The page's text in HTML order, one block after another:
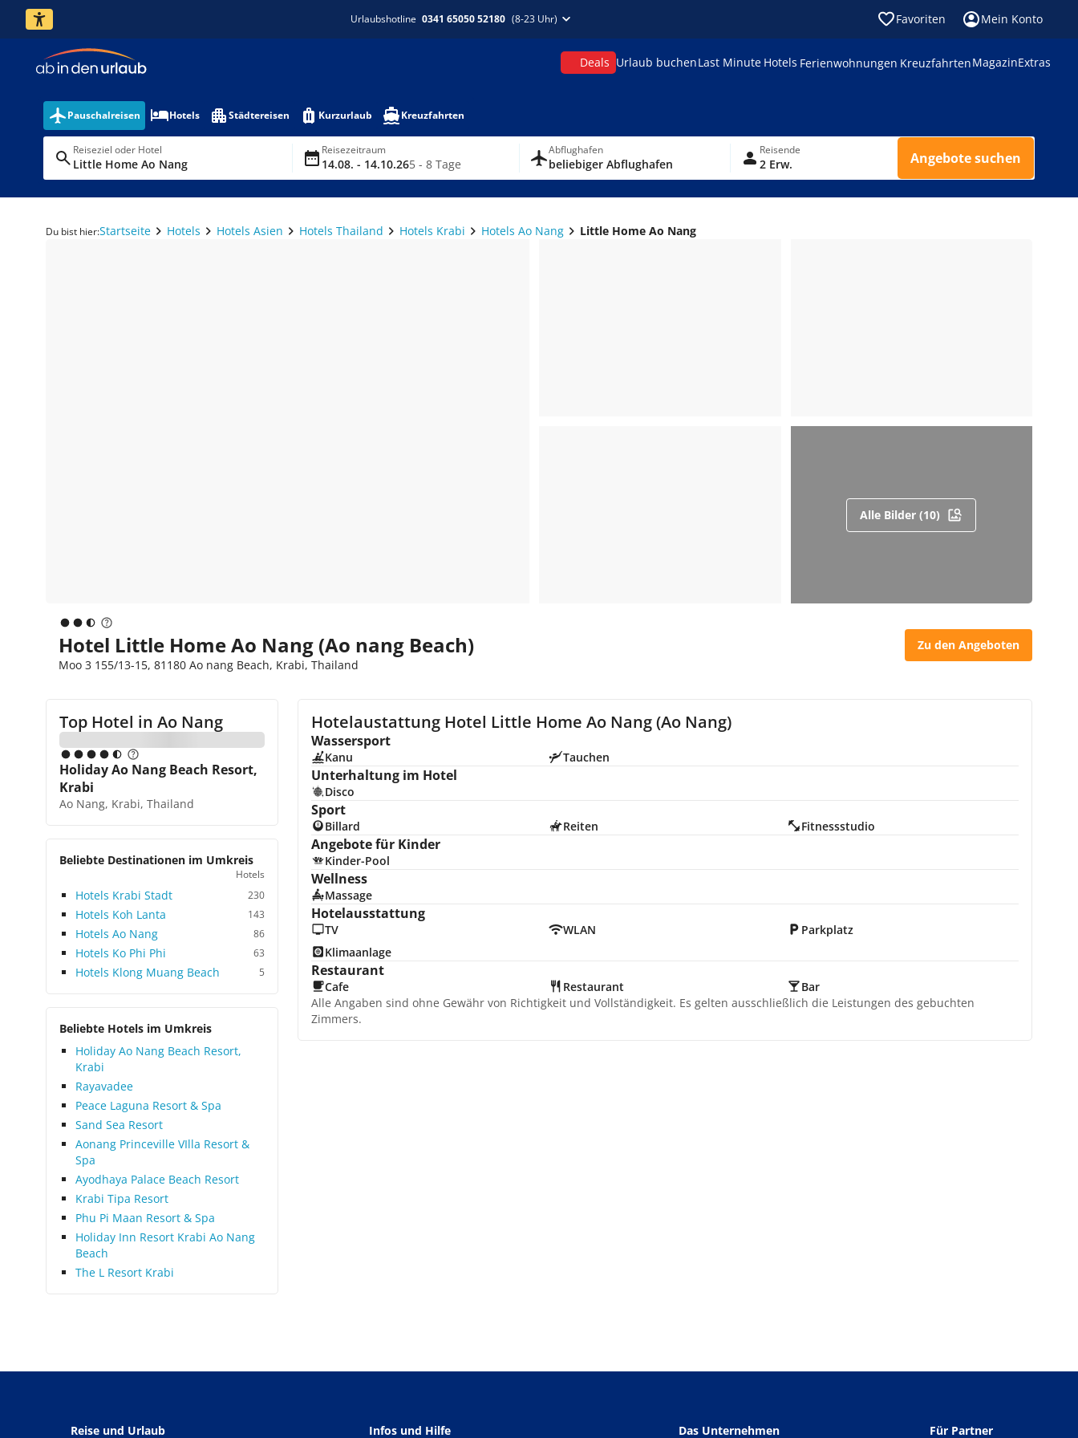
Urlaubshotline 0341 65050 52180 (8-23 Uhr) Favoriten Mein Konto
Deals Urlaub buchenLast Minute Hotels Ferienwohnungen KreuzfahrtenMagazinExtras
Pauschalreisen Hotels Städtereisen Kurzurlaub Kreuzfahrten
Reiseziel oder Hotel
Little Home Ao Nang
Reisezeitraum
14.08. - 14.10.265 - 8 Tage
Abflughafen
beliebiger Abflughafen
Reisende
2 Erw. Angebote suchen
Du bist hier:Startseite Hotels Hotels Asien Hotels Thailand Hotels Krabi Hotels Ao Nang Little Home Ao Nang
Alle Bilder (10)
Hotel Little Home Ao Nang (Ao nang Beach)
Moo 3 155/13-15, 81180 Ao nang Beach, Krabi, Thailand
Zu den Angeboten
Top Hotel in Ao Nang
Holiday Ao Nang Beach Resort,
Krabi
Ao Nang, Krabi, Thailand
Beliebte Destinationen im Umkreis
Hotels
Hotels Krabi Stadt 230
Hotels Koh Lanta 143
Hotels Ao Nang 86
Hotels Ko Phi Phi 63
Hotels Klong Muang Beach 5
Beliebte Hotels im Umkreis
Holiday Ao Nang Beach Resort,
Krabi
Rayavadee
Peace Laguna Resort & Spa
Sand Sea Resort
Aonang Princeville VIlla Resort &
Spa
Ayodhaya Palace Beach Resort
Krabi Tipa Resort
Phu Pi Maan Resort & Spa
Holiday Inn Resort Krabi Ao Nang
Beach
The L Resort Krabi
Hotelaustattung Hotel Little Home Ao Nang (Ao Nang)
Wassersport
Kanu Tauchen
Unterhaltung im Hotel
Disco
Sport
Billard Reiten Fitnessstudio
Angebote für Kinder
Kinder-Pool
Wellness
Massage
Hotelausstattung
TV WLAN
Parkplatz
Klimaanlage
Restaurant
Cafe Restaurant
Bar
Alle Angaben sind ohne Gewähr von Richtigkeit und Vollständigkeit. Es gelten ausschließlich die Leistungen des gebuchten
Zimmers.
Reise und Urlaub Infos und Hilfe Das Unternehmen Für Partner